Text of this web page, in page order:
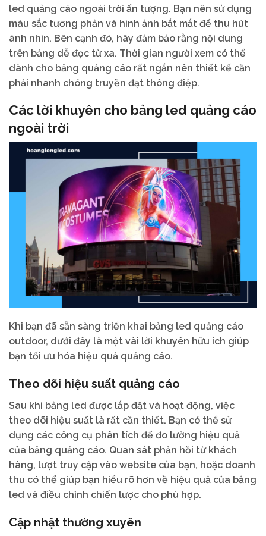
led quảng cáo ngoài trời ấn tượng. Bạn nên sử dụng
màu sắc tương phản và hình ảnh bắt mắt để thu hút
ánh nhìn. Bên cạnh đó, hãy đảm bảo rằng nội dung
trên bảng dễ đọc từ xa. Thời gian người xem có thể
dành cho bảng quảng cáo rất ngắn nên thiết kế cần
phải nhanh chóng truyền đạt thông điệp.
Các lời khuyên cho bảng led quảng cáo
ngoài trời
Khi bạn đã sẵn sàng triển khai bảng led quảng cáo
outdoor, dưới đây là một vài lời khuyên hữu ích giúp
bạn tối ưu hóa hiệu quả quảng cáo.
Theo dõi hiệu suất quảng cáo
Sau khi bảng led được lắp đặt và hoạt động, việc
theo dõi hiệu suất là rất cần thiết. Bạn có thể sử
dụng các công cụ phân tích để đo lường hiệu quả
của bảng quảng cáo. Quan sát phản hồi từ khách
hàng, lượt truy cập vào website của bạn, hoặc doanh
thu có thể giúp bạn hiểu rõ hơn về hiệu quả của bảng
led và điều chỉnh chiến lược cho phù hợp.
Cập nhật thường xuyên